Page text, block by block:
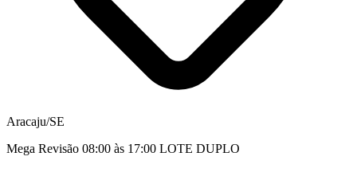
Aracaju/SE
Mega Revisão 08:00 às 17:00 LOTE DUPLO